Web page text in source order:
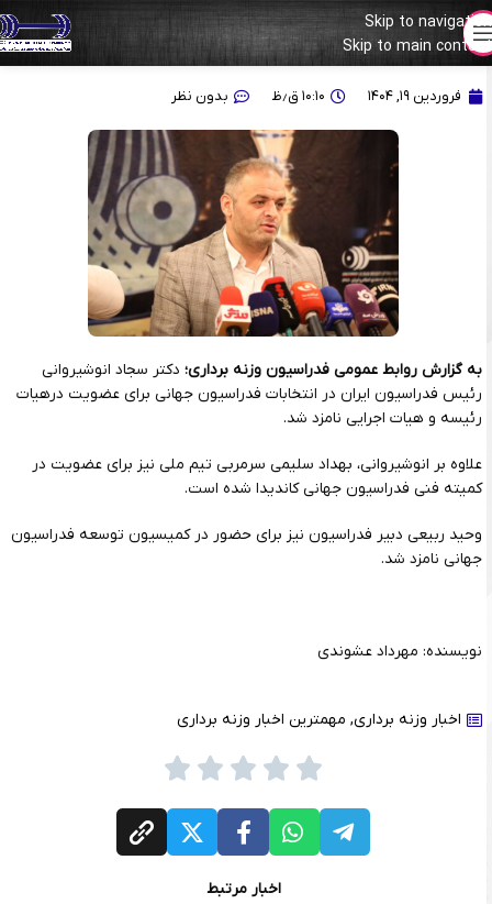
Skip to navigation
Skip to main content
دکتر انوشیروانی نامزد انتخابات فدراسیون جهانی شد
فروردین ۱۹, ۱۴۰۴ ۱۰:۱۰ ق٫ظ بدون نظر
به گزارش روابط عمومی فدراسیون وزنه برداری؛ دکتر سجاد انوشیروانی
رئیس فدراسیون ایران در انتخابات فدراسیون جهانی برای عضویت درهیات
رئیسه و هیات اجرایی نامزد شد.
علاوه بر انوشیروانی، بهداد سلیمی سرمربی تیم ملی نیز برای عضویت در
کمیته فنی فدراسیون جهانی کاندیدا شده است.
وحید ربیعی دبیر فدراسیون نیز برای حضور در کمیسیون توسعه فدراسیون
جهانی نامزد شد.
نویسنده: مهرداد عشوندی
اخبار وزنه برداری, مهمترین اخبار وزنه برداری
اخبار مرتبط